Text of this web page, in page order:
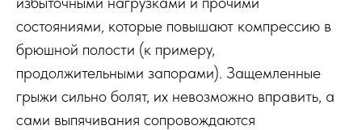
состояниями, которые повышают компрессию в
брюшной полости (к примеру,
продолжительными запорами). Защемленные
грыжи сильно болят, их невозможно вправить, а
сами выпячивания сопровождаются